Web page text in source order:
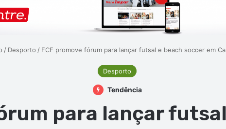
/ Desporto / FCF promove fórum para lançar futsal e beach soccer em
Desporto
Tendência
para lançar